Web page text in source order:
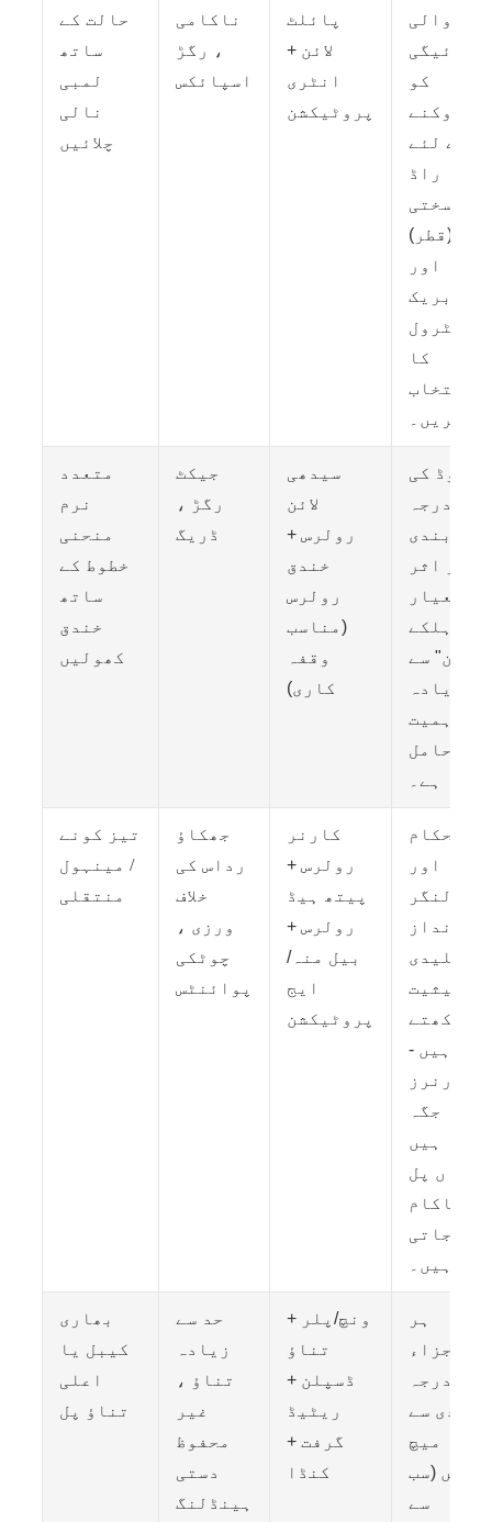
حالت کے
ساتھ
لمبی
نالی
چلائیں
ناکامی
، رگڑ
اسپائکس
پائلٹ
لائن +
انٹری
پروٹیکشن
والی
ادائیگی
کو
روکنے
کے لئے
راڈ
سختی
(قطر)
اور
بریک
کنٹرول
کا
انتخاب
کریں۔
متعدد
نرم
منحنی
خطوط کے
ساتھ
خندق
کھولیں
جیکٹ
رگڑ ،
ڈریگ
سیدھی
لائن
رولرس +
خندق
رولرس
(مناسب
وقفہ
کاری)
لوڈ کی
درجہ
بندی
اور اثر
معیار
"ہلکے
وزن" سے
زیادہ
اہمیت
کا حامل
ہے۔
تیز کونے
/ مینہول
منتقلی
جھکاؤ
رداس کی
خلاف
ورزی ،
چوٹکی
پوائنٹس
کارنر
رولرس +
پیتھ ہیڈ
رولرس +
بیل منہ/
ایج
پروٹیکشن
استحکام
اور
لنگر
انداز
کلیدی
حیثیت
رکھتے
ہیں -
کارنرز
وہ جگہ
ہیں
جہاں پل
ناکام
ہوجاتی
ہیں۔
بھاری
کیبل یا
اعلی
تناؤ پل
حد سے
زیادہ
تناؤ ،
غیر
محفوظ
دستی
ہینڈلنگ
ونچ/پلر +
تناؤ
ڈسپلن +
ریٹیڈ
گرفت +
کنڈا
ہر
اجزاء
کی درجہ
بندی سے
میچ
کریں (سب
سے